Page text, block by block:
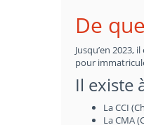
De
Jusqu’en
pour
Il existe
La CCI
La CMA